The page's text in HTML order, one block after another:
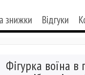
знижки Відгуки
Фігурка воїна в